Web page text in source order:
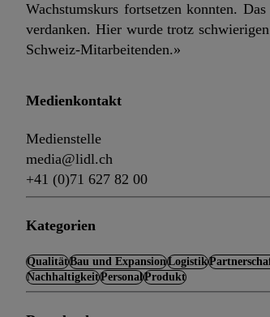
Wachstumskurs fortsetzen konnten.
verdanken. Hier wurde trotz
Schweiz-Mitarbeitenden.»
Medienkontakt
Medienstelle
media@lidl.ch
+41 (0)71 627 82 00
Kategorien
QualitätBau und ExpansionLogistik
NachhaltigkeitPersonalProdukt